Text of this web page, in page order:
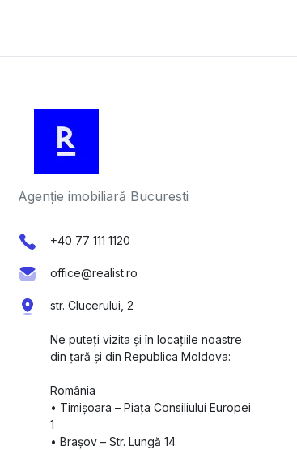
Agenție imobiliară Bucuresti
+40 77 111 1120
office@realist.ro
str. Clucerului, 2
Ne puteți vizita și în locațiile noastre
din țară și din Republica Moldova:
România
•⁠ ⁠Timișoara – Piața Consiliului Europei
1
•⁠ ⁠Brașov – Str. Lungă 14